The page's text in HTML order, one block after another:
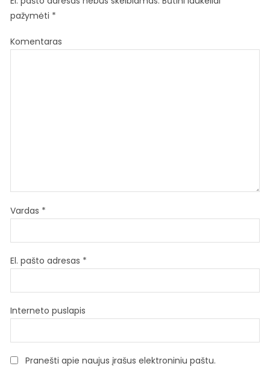
pažymėti *
Komentaras
Vardas *
El. pašto adresas *
Interneto puslapis
Pranešti apie naujus įrašus elektroniniu paštu.